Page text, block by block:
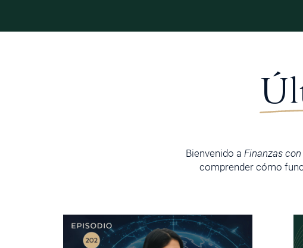
Bienvenido a Finanzas
comprender cómo